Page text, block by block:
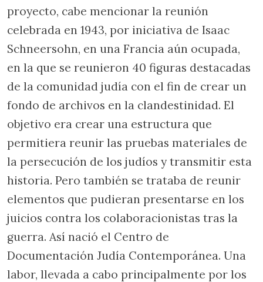
proyecto, cabe mencionar la reunión
celebrada en 1943, por iniciativa de Isaac
Schneersohn, en una Francia aún ocupada,
en la que se reunieron 40 figuras destacadas
de la comunidad judía con el fin de crear un
fondo de archivos en la clandestinidad. El
objetivo era crear una estructura que
permitiera reunir las pruebas materiales de
la persecución de los judíos y transmitir esta
historia. Pero también se trataba de reunir
elementos que pudieran presentarse en los
juicios contra los colaboracionistas tras la
guerra. Así nació el Centro de
Documentación Judía Contemporánea. Una
labor, llevada a cabo principalmente por los